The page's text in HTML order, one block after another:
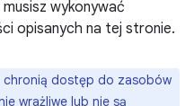
wykonywać
opisanych na tej stronie.
chronią dostęp do zasobów
wrażliwe lub nie są